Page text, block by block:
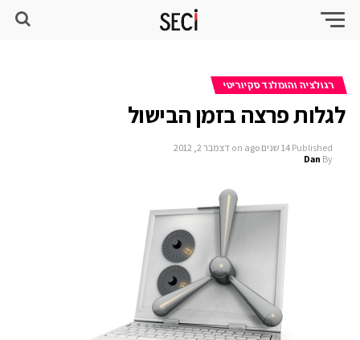
רגולציה והומלנד סקיוריטי
לגלות פרצה בזמן הבישול
Published 14 שנים ago on דצמבר 2, 2012
By
Dan